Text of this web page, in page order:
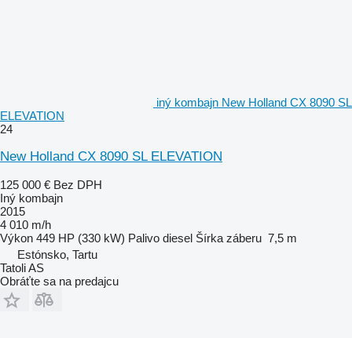
iný kombajn New Holland CX 8090 SL
ELEVATION
24
New Holland CX 8090 SL ELEVATION
125 000 € Bez DPH
Iný kombajn
2015
4 010 m/h
Výkon 449 HP (330 kW) Palivo diesel Šírka záberu 7,5 m
Estónsko, Tartu
Tatoli AS
Obráťte sa na predajcu